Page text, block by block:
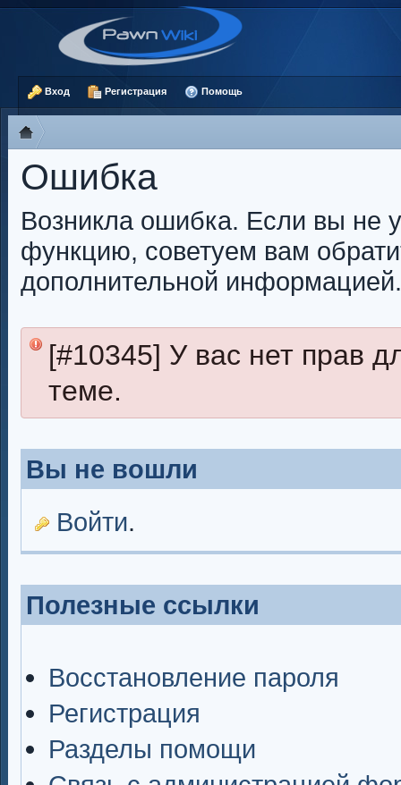
Вход Регистрация Помощь
Ошибка
Возникла ошибка. Если вы не
функцию, советуем вам
дополнительной информацией.
[#10345] У вас нет прав
теме.
Вы не вошли
Войти.
Полезные ссылки
Восстановление пароля
Регистрация
Разделы помощи